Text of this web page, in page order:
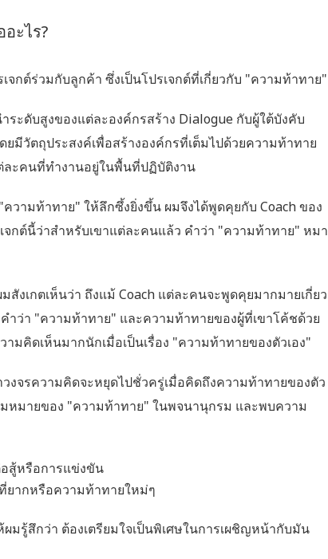
ะไร?
จกต์ร่วมกับลูกค้า ซึ่งเป็นโปรเจกต์ที่เกี่ยวกับ "ความท้าทาย"
ระดับสูงของแต่ละองค์กรสร้าง Dialogue กับผู้ใต้บังคับ
มีวัตถุประสงค์เพื่อสร้างองค์กรที่เต็มไปด้วยความท้าทาย
ละคนที่ทำงานอยู่ในพื้นที่ปฏิบัติงาน
"ความท้าทาย" ให้ลึกซึ้งยิ่งขึ้น ผมจึงได้พูดคุยกับ Coach ของ
จกต์นี้ว่าสำหรับเขาแต่ละคนแล้ว คำว่า "ความท้าทาย" หม
สังเกตเห็นว่า ถึงแม้ Coach แต่ละคนจะพูดคุยมากมายเกี่ยว
ำว่า "ความท้าทาย" และความท้าทายของผู้ที่เขาโค้ชด้วย
มคิดเห็นมากนักเมื่อเป็นเรื่อง "ความท้าทายของตัวเอง"
วงจรความคิดจะหยุดไปชั่วครู่เมื่อคิดถึงความท้าทายของตัว
หมายของ "ความท้าทาย" ในพจนานุกรม และพบความ
สู้หรือการแข่งขัน
ยากหรือความท้าทายใหม่ๆ
มรู้สึกว่า ต้องเตรียมใจเป็นพิเศษในการเผชิญหน้ากับมัน